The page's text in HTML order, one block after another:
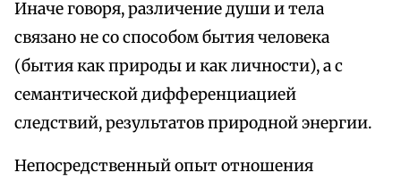
Иначе говоря, различение души и тела
связано не со способом бытия человека
(бытия как природы и как личности), а с
семантической дифференциацией
следствий, результатов природной энергии.
Непосредственный опыт отношения